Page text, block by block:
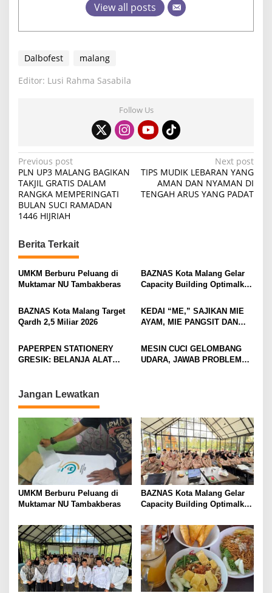
View all posts
Dalbofest
malang
Editor: Lusi Rahma Sasabila
Follow Us
P
o
s
t
a
v
i
a
i
o
n
Previous post
PLN UP3 MALANG BAGIKAN
TAKJIL GRATIS DALAM
RANGKA MEMPERINGATI
BULAN SUCI RAMADAN
1446 HIJRIAH
Next post
TIPS MUDIK LEBARAN YANG
AMAN DAN NYAMAN DI
TENGAH ARUS YANG PADAT
Berita Terkait
UMKM Berburu Peluang di
Muktamar NU Tambakberas
BAZNAS Kota Malang Gelar
Capacity Building Optimalkan
BAZNAS Kota Malang Target
Qardh 2,5 Miliar 2026
KEDAI “ME,” SAJIKAN MIE
AYAM, MIE PANGSIT DAN
SAJA
PAPERPEN STATIONERY
GRESIK: BELANJA ALAT
MESIN CUCI GELOMBANG
UDARA, JAWAB PROBLEM
Jangan Lewatkan
UMKM Berburu Peluang di
Muktamar NU Tambakberas
BAZNAS Kota Malang Gelar
Capacity Building Optimalkan